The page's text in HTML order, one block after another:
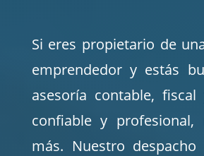
Si eres propietario de
emprendedor y estás
asesoría contable,
confiable y profesional,
más. Nuestro